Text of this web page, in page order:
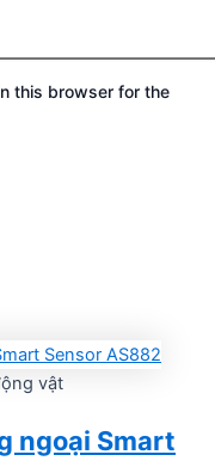
this browser for the
vật
ngoại Smart